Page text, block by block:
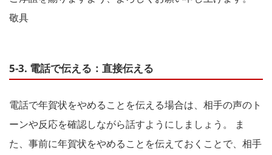
敬具
5-3. 電話で伝える：直接伝える
電話で年賀状をやめることを伝える場合は、相手の声のト
ーンや反応を確認しながら話すようにしましょう。 ま
た、事前に年賀状をやめることを伝えておくことで、相手